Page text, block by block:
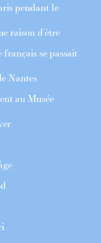
pendant le
raison d’être
se passait
Nantes
au Musée